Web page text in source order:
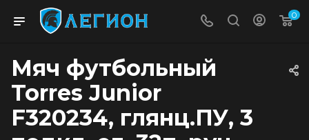
0
Мяч футбольный
Torres Junior
F320234, глянц.ПУ, 3